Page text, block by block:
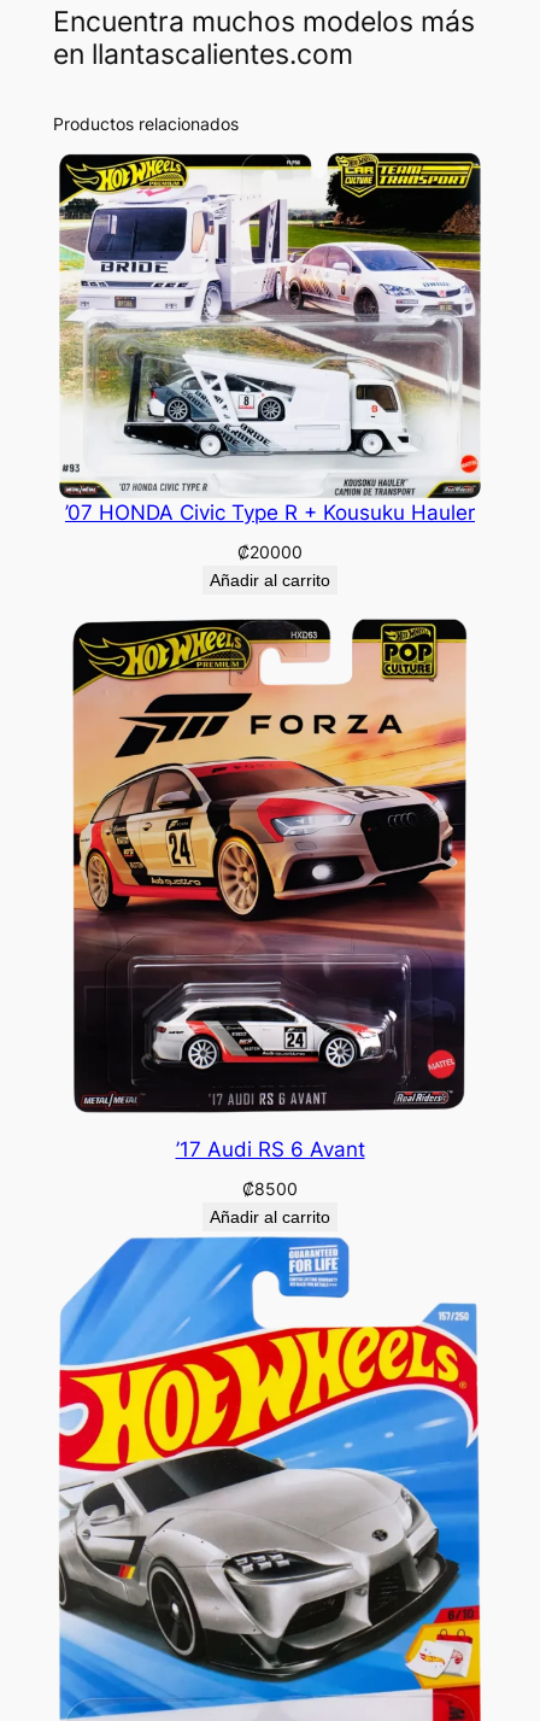
Encuentra muchos modelos más
en llantascalientes.com
Productos relacionados
’07 HONDA Civic Type R + Kousuku Hauler
₡20000
Añadir al carrito
’17 Audi RS 6 Avant
₡8500
Añadir al carrito